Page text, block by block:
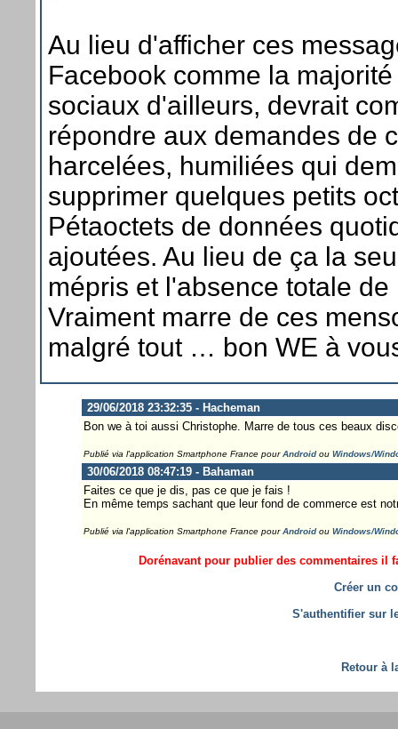
Au lieu d'afficher ces
Facebook comme la
sociaux d'ailleurs, devrait
répondre aux demandes de
harcelées, humiliées qui
supprimer quelques petits
Pétaoctets de données
ajoutées. Au lieu de ça la
mépris et l'absence totale de
Vraiment marre de ces
malgré tout … bon WE à
29/06/2018 23:32:35 - Hacheman
Bon we à toi aussi Christophe. Marre de tous ces beaux
Publié via l'application Smartphone France pourAndroidou Windows/
30/06/2018 08:47:19 - Bahaman
Faites ce que je dis, pas ce que je fais !
En même temps sachant que leur fond de commerce est
Publié via l'application Smartphone France pourAndroidou Windows/
Dorénavant pour publier des commentaires il
Créer un
S'authentifier sur
Retour à